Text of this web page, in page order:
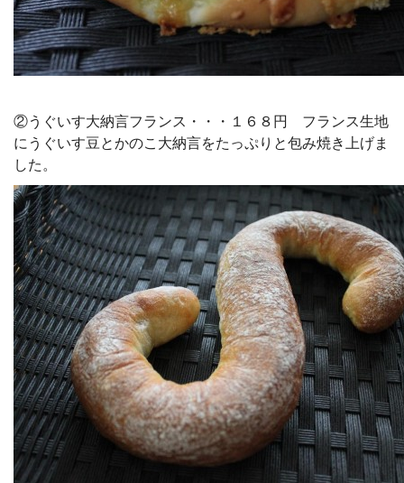
②うぐいす大納言フランス・・・１６８円 フランス生地
にうぐいす豆とかのこ大納言をたっぷりと包み焼き上げま
した。